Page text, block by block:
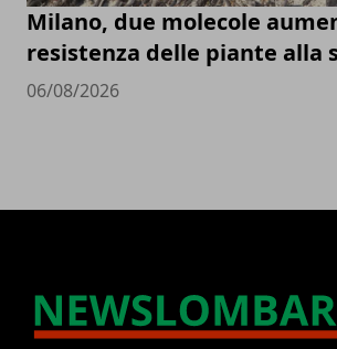
Milano, due molecole
resistenza delle piante alla
06/08/2026